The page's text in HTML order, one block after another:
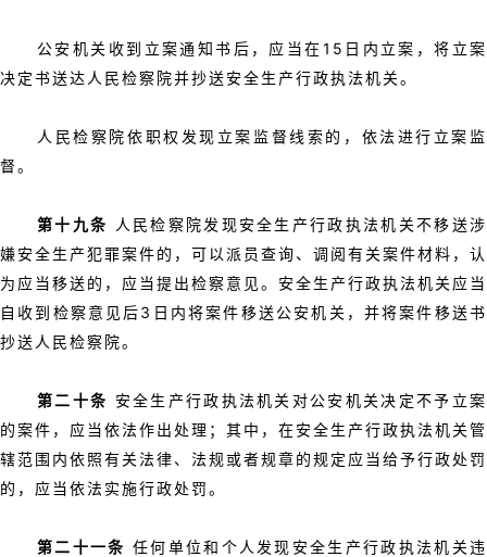
公安机关收到立案通知书后，应当在15日内立案，将立案
决定书送达人民检察院并抄送安全生产行政执法机关。
人民检察院依职权发现立案监督线索的，依法进行立案监
督。
第十九条
人民检察院发现安全生产行政执法机关不移送涉
嫌安全生产犯罪案件的，可以派员查询、调阅有关案件材料，认
为应当移送的，应当提出检察意见。安全生产行政执法机关应当
自收到检察意见后3日内将案件移送公安机关，并将案件移送书
抄送人民检察院。
第二十条 安全生产行政执法机关对公安机关决定不予立案
的案件，应当依法作出处理；其中，在安全生产行政执法机关管
辖范围内依照有关法律、法规或者规章的规定应当给予行政处罚
的，应当依法实施行政处罚。
第二十一条 任何单位和个人发现安全生产行政执法机关违